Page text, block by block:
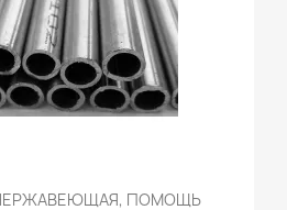
НЕРЖАВЕЮЩАЯ, ПОМОЩЬ